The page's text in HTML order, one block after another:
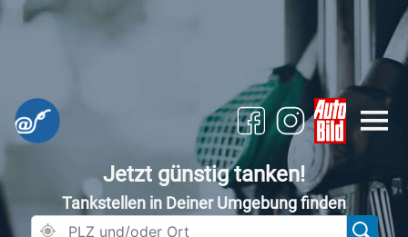
Jetzt günstig tanken!
Tankstellen in Deiner Umgebung finden